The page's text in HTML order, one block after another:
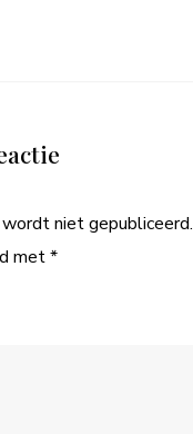
niet gepubliceerd.
met*